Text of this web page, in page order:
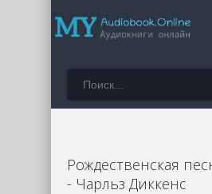
Рождественская
- Чарльз Диккенс